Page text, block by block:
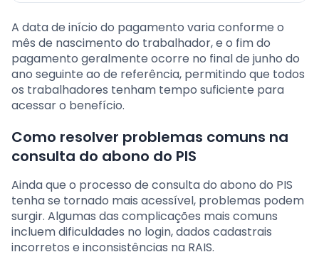
A data de início do pagamento varia conforme o
mês de nascimento do trabalhador, e o fim do
pagamento geralmente ocorre no final de junho do
ano seguinte ao de referência, permitindo que todos
os trabalhadores tenham tempo suficiente para
acessar o benefício.
Como resolver problemas comuns na
consulta do abono do PIS
Ainda que o processo de consulta do abono do PIS
tenha se tornado mais acessível, problemas podem
surgir. Algumas das complicações mais comuns
incluem dificuldades no login, dados cadastrais
incorretos e inconsistências na RAIS.